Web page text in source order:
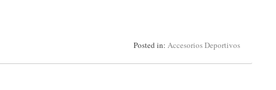
Posted in: Accesorios Deportivos